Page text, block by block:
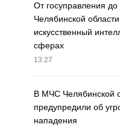
От госуправления до
Челябинской
искусственный
сферах
13:27
В МЧС Челябинской
предупредили об
нападения